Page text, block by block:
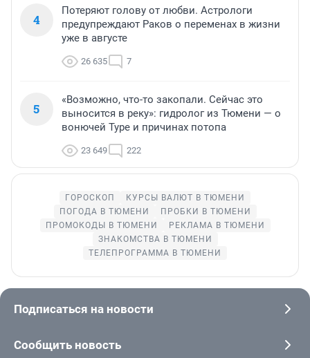
4
Потеряют голову от любви. Астрологи
предупреждают Раков о переменах в жизни
уже в августе
26 635 7
5
«Возможно, что-то закопали. Сейчас это
выносится в реку»: гидролог из Тюмени — о
вонючей Туре и причинах потопа
23 649 222
ГОРОСКОП
КУРСЫ ВАЛЮТ В ТЮМЕНИ
ПОГОДА В ТЮМЕНИ
ПРОБКИ В ТЮМЕНИ
ПРОМОКОДЫ В ТЮМЕНИ
РЕКЛАМА В ТЮМЕНИ
ЗНАКОМСТВА В ТЮМЕНИ
ТЕЛЕПРОГРАММА В ТЮМЕНИ
Подписаться на новости
Сообщить новость